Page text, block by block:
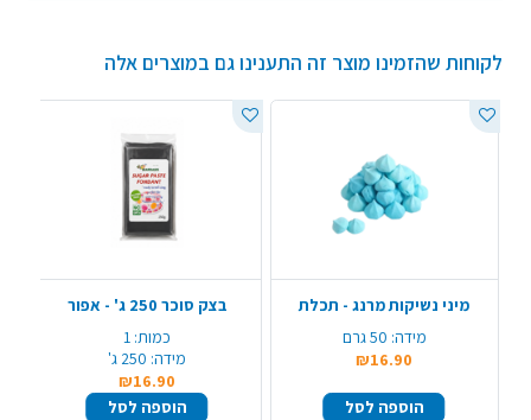
לקוחות שהזמינו מוצר זה התענינו גם במוצרים אלה
מיני נשיקות מרנג - תכלת
מידה: 50 גרם
₪16.90
הוספה לסל
בצק סוכר 250 ג' - אפור
כמות: 1
מידה: 250 ג'
₪16.90
הוספה לסל